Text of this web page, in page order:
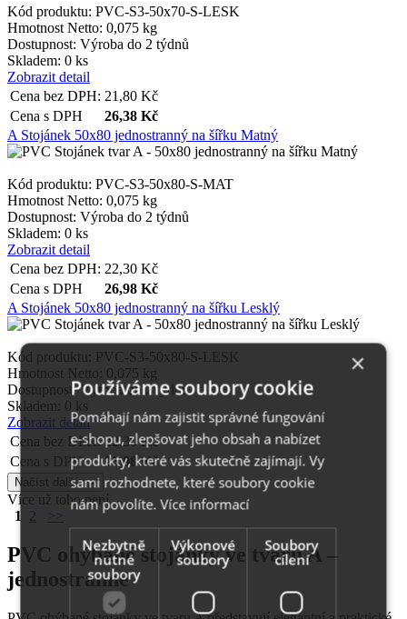
Kód produktu: PVC-S3-50x70-S-LESK
Hmotnost Netto: 0,075 kg
Dostupnost: Výroba do 2 týdnů
Skladem: 0 ks
Zobrazit detail
Cena bez DPH: 21,80 Kč
Cena s DPH
26,38 Kč
A Stojánek 50x80 jednostranný na šířku Matný
Kód produktu: PVC-S3-50x80-S-MAT
Hmotnost Netto: 0,075 kg
Dostupnost: Výroba do 2 týdnů
Skladem: 0 ks
Zobrazit detail
Cena bez DPH: 22,30 Kč
Cena s DPH
26,98 Kč
A Stojánek 50x80 jednostranný na šířku Lesklý
Kód produktu: PVC-S3-50x80-S-LESK
Hmotnost Netto: 0,075 kg
Dostupnost:Výroba do 2 týdnů
Skladem: 0 ks
Zobrazit detail
Cena bez DPH: 22,30Kč
Cena s DPH
26,98Kč
Více už toho není
1
2 >>
PVC ohýbané stojánky ve tvaru A –
jednostranné
×
Používáme soubory cookie
Pomáhají nám zajistit správné fungování
e-shopu, zlepšovat jeho obsah a nabízet
produkty, které vás skutečně zajímají. Vy
sami rozhodnete, které soubory cookie
nám povolíte.Více informací
Nezbytně
nutné
soubory
Výkonové
soubory
Soubory
cílení